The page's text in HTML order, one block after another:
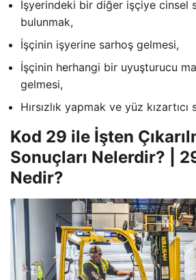
İşyerindeki bir diğer işçiye cinsel
bulunmak,
İşçinin işyerine sarhoş gelmesi,
İşçinin herhangi bir uyuşturucu
gelmesi,
Hırsızlık yapmak ve yüz
Kod 29 ile İşten
Sonuçları Nelerdir? |
Nedir?